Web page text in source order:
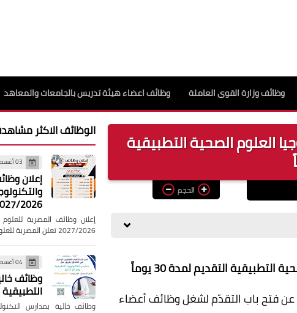
وظائف وزارة القوى العاملة وظائف اعضاء هيئة تدريس بالجامعات والمعاهد
العلوم الصحية التطبيقية
الحجم
التقديم لمدة 30 يوماً
فتح باب التقدّم لشغل وظائف أعضاء
الوظائف الاكثر
03 أغسطس 2026
إعلان
2026
2027/2026 تعلن المصرية للعلوم والتكنولوجيا عن فتح باب التقد…
04 أغسطس 2026
وظائف
التطبيقية فى